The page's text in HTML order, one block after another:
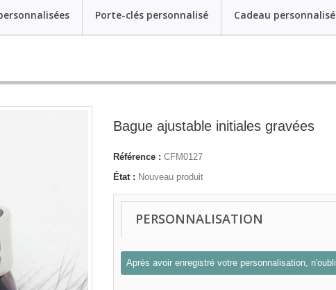
Porte-clés personnalisé Cadeau personnalisé
Bague ajustable initiales gravées
Référence : CFM0127
État : Nouveau produit
PERSONNALISATION
Après avoir enregistré votre personnalisation,